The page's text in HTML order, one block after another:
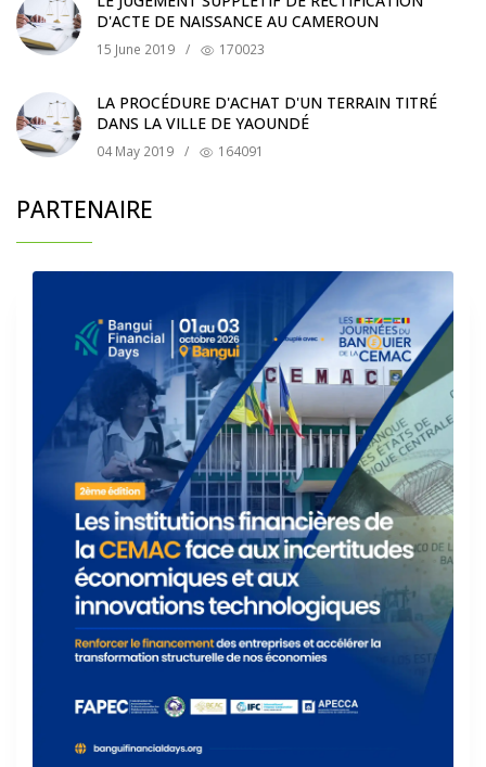
D'ACTE DE NAISSANCE AU CAMEROUN
15 June 2019 / 170023
LA PROCÉDURE D'ACHAT D'UN TERRAIN TITRÉ
DANS LA VILLE DE YAOUNDÉ
04 May 2019 / 164091
PARTENAIRE